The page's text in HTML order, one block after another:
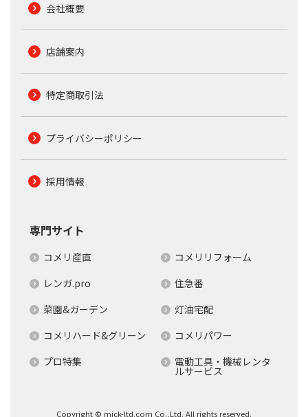
会社概要
店舗案内
特定商取引法
プライバシーポリシー
採用情報
専門サイト
コメリ産直
コメリリフォーム
レンガ.pro
住急番
菜園&ガーデン
灯油宅配
コメリハード&グリーン
コメリパワー
プロ特集
電動工具・機械レンタ
ルサービス
Copyright © mick-ltd.com Co.,Ltd. All rights reserved.